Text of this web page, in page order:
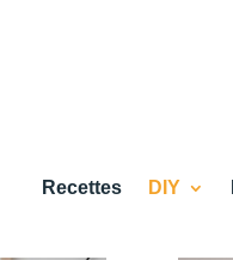
Recettes DIY